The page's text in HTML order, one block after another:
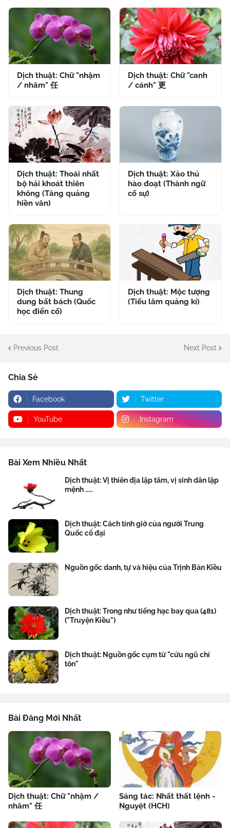
Dịch thuật: Chữ "nhậm
/ nhâm" 任
Dịch thuật: Chữ "canh
/ cánh" 更
Dịch thuật: Thoái nhất
bộ hải khoát thiên
không (Tăng quảng
hiền văn)
Dịch thuật: Xảo thủ
hào đoạt (Thành ngữ
cố sự)
Dịch thuật: Thung
dung bất bách (Quốc
học điển cố)
Dịch thuật: Mộc tượng
(Tiếu lâm quảng kí)
Previous Post Next Post
Chia Sẻ
Facebook Twitter
YouTube Instagram
Bài Xem Nhiều Nhất
Dịch thuật: Vị thiên địa lập tâm, vị sinh dân lập
mệnh .....
Dịch thuật: Cách tính giờ của người Trung
Quốc cổ đại
Nguồn gốc danh, tự và hiệu của Trịnh Bản Kiều
Dịch thuật: Trong như tiếng hạc bay qua (481)
("Truyện Kiều")
Dịch thuật: Nguồn gốc cụm từ "cửu ngũ chí
tôn"
Bài Đăng Mới Nhất
Dịch thuật: Chữ "nhậm /
nhâm" 任
Sáng tác: Nhất thất lệnh -
Nguyệt (HCH)